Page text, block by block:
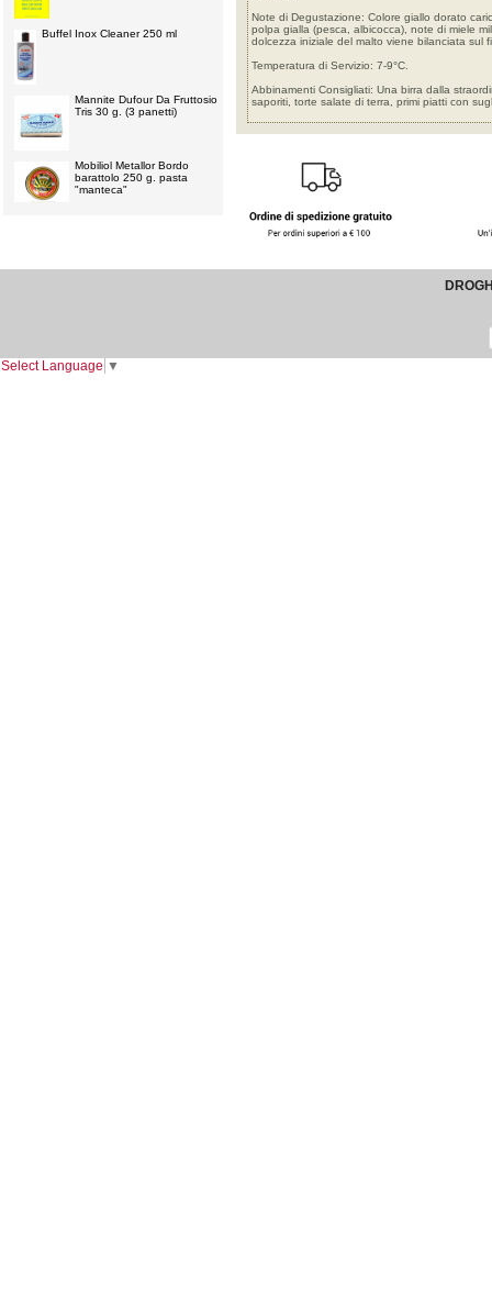
Buffel Inox Cleaner 250 ml
Mannite Dufour Da Fruttosio
Tris 30 g. (3 panetti)
Mobiliol Metallor Bordo
barattolo 250 g. pasta
"manteca"
Note di Degustazione: Colore giallo dorato
polpa gialla (pesca, albicocca), note di miele
dolcezza iniziale del malto viene bilanciata sul
Temperatura di Servizio: 7-9°C.
Abbinamenti Consigliati: Una birra dalla
saporiti, torte salate di terra, primi piatti con
Select Language ▼